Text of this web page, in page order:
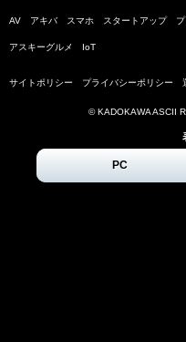
AV アキバ スマホ スタートアップ
アスキーグルメ IoT
サイトポリシー プライバシーポリシー
© KADOKAWA ASCII
PC